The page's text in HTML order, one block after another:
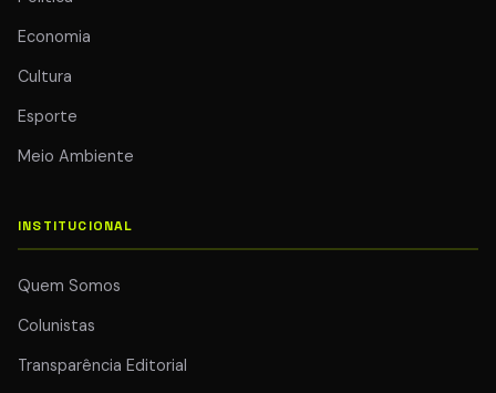
Economia
Cultura
Esporte
Meio Ambiente
INSTITUCIONAL
Quem Somos
Colunistas
Transparência Editorial